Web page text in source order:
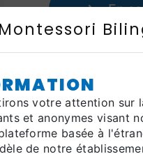
votre attention sur
et anonymes visant
basée à
de notre
En